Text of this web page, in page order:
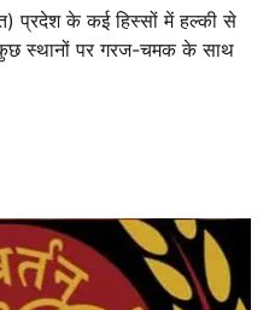
प्रदेश के कई हिस्सों में हल्की से
कुछ स्थानों पर गरज-चमक के साथ